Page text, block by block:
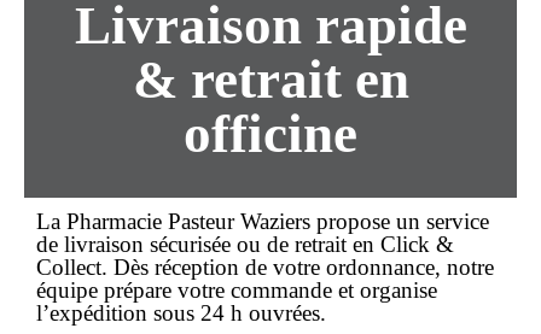
Livraison rapide
& retrait en
officine
La Pharmacie Pasteur Waziers propose un service
de livraison sécurisée ou de retrait en Click &
Collect. Dès réception de votre ordonnance, notre
équipe prépare votre commande et organise
l’expédition sous 24 h ouvrées.